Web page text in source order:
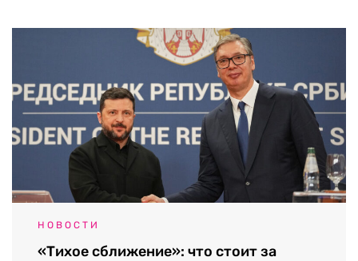
НОВОСТИ
«Тихое сближение»: что стоит за